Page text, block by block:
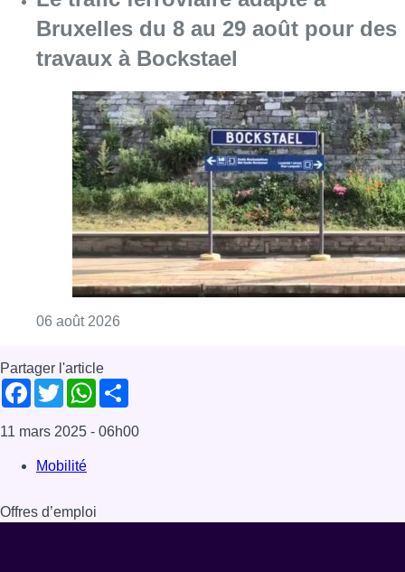
Bruxelles du 8 au 29 août pour des
travaux à Bockstael
06 août 2026
Partager l'article
Facebook
TwitterWhatsApp
11 mars 2025 - 06h00
Mobilité
Offres d’emploi